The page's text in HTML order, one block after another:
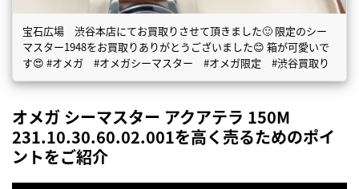
宝石広場 渋谷本店にてお買取りさせて頂きました🙂 限定のシー
マスター1948をお買取りありがとうございました😊 箱が可愛いで
す😍 #オメガ #オメガシーマスター #オメガ限定 #渋谷買取り
オメガ シーマスター アクアテラ 150M
231.10.30.60.02.001を高く売るためのポイ
ントをご紹介